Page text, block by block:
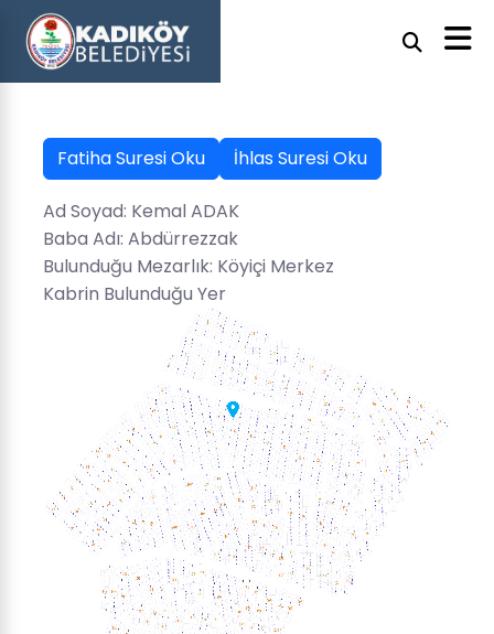
Fatiha Suresi Oku İhlas Suresi Oku
Ad Soyad: Kemal ADAK
Baba Adı: Abdürrezzak
Bulunduğu Mezarlık: Köyiçi Merkez
Kabrin Bulunduğu Yer